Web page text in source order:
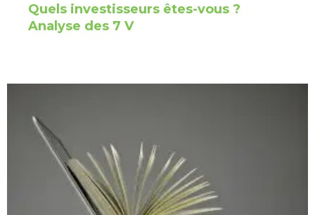
Quels investisseurs êtes-vous ?
Analyse des 7 V